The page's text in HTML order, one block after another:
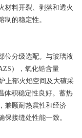
材料开裂、剥落和透火
制的稳定性。
位分级选配。与玻璃液
），氧化锆含量
上部火焰空间及大碹采
体积稳定性良好。蓄热
兼顾耐热震性和经济
接缝处性能一致。